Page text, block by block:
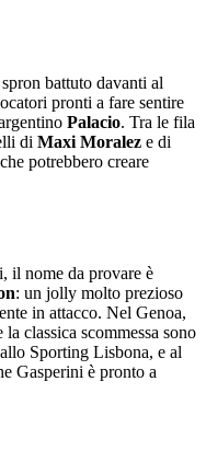
battuto davanti al
pronti a fare sentire
Palacio. Tra le fila
di Maxi Moralez e di
potrebbero creare
il nome da provare è
: un jolly molto prezioso
in attacco. Nel Genoa,
classica scommessa sono
Sporting Lisbona, e al
Gasperini è pronto a